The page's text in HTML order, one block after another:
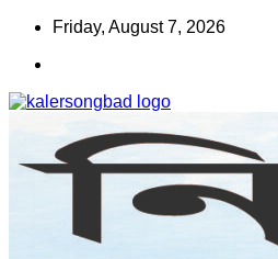
Skip
content
Friday, August 7, 2026
কালের সংবাদ
www.kalersongbad.com